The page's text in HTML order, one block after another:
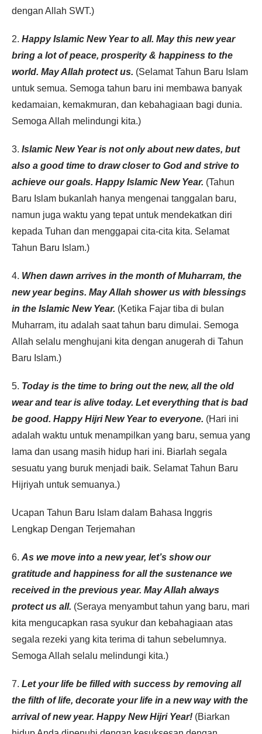
dengan Allah SWT.)
2. Happy Islamic New Year to all. May this new year
bring a lot of peace, prosperity & happiness to the
world. May Allah protect us. (Selamat Tahun Baru Islam
untuk semua. Semoga tahun baru ini membawa banyak
kedamaian, kemakmuran, dan kebahagiaan bagi dunia.
Semoga Allah melindungi kita.)
3. Islamic New Year is not only about new dates, but
also a good time to draw closer to God and strive to
achieve our goals. Happy Islamic New Year. (Tahun
Baru Islam bukanlah hanya mengenai tanggalan baru,
namun juga waktu yang tepat untuk mendekatkan diri
kepada Tuhan dan menggapai cita-cita kita. Selamat
Tahun Baru Islam.)
4. When dawn arrives in the month of Muharram, the
new year begins. May Allah shower us with blessings
in the Islamic New Year. (Ketika Fajar tiba di bulan
Muharram, itu adalah saat tahun baru dimulai. Semoga
Allah selalu menghujani kita dengan anugerah di Tahun
Baru Islam.)
5. Today is the time to bring out the new, all the old
wear and tear is alive today. Let everything that is bad
be good. Happy Hijri New Year to everyone. (Hari ini
adalah waktu untuk menampilkan yang baru, semua yang
lama dan usang masih hidup hari ini. Biarlah segala
sesuatu yang buruk menjadi baik. Selamat Tahun Baru
Hijriyah untuk semuanya.)
Ucapan Tahun Baru Islam dalam Bahasa Inggris
Lengkap Dengan Terjemahan
6. As we move into a new year, let’s show our
gratitude and happiness for all the sustenance we
received in the previous year. May Allah always
protect us all. (Seraya menyambut tahun yang baru, mari
kita mengucapkan rasa syukur dan kebahagiaan atas
segala rezeki yang kita terima di tahun sebelumnya.
Semoga Allah selalu melindungi kita.)
7. Let your life be filled with success by removing all
the filth of life, decorate your life in a new way with the
arrival of new year. Happy New Hijri Year! (Biarkan